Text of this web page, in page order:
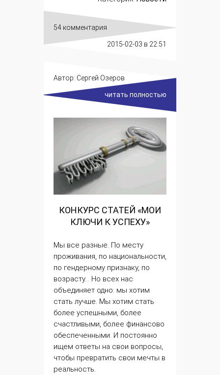
54 комментария
2015-02-03 в 22:51
Автор: Сергей Озеров
читать полностью
КОНКУРС СТАТЕЙ «МОИ
КЛЮЧИ К УСПЕХУ»
Мы все разные. По месту
проживания, по национальности,
по гендерному признаку, по
возрасту… Но всех нас
объединяет одно: мы хотим
стать лучше. Мы хотим стать
более успешными, более
счастливыми, более финансово
обеспеченными. И постоянно
ищем ответы на свои вопросы,
чтобы превратить свои мечты в
реальность.